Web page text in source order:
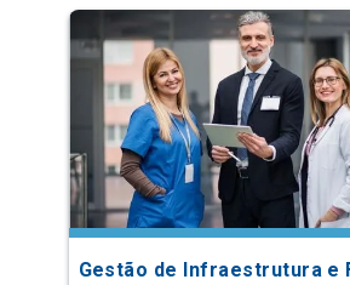
Gestão de Infraestrutura e